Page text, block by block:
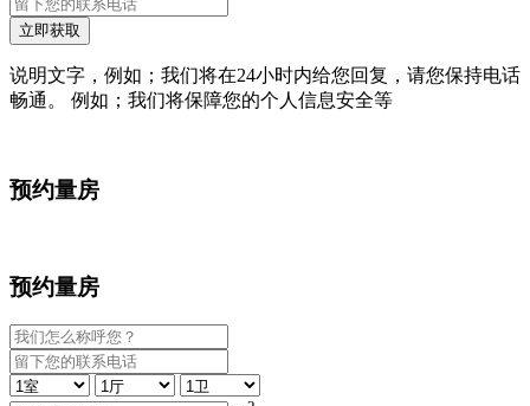
立即获取
说明文字，例如；我们将在24小时内给您回复，请您保持电话
畅通。 例如；我们将保障您的个人信息安全等
预约量房
预约量房